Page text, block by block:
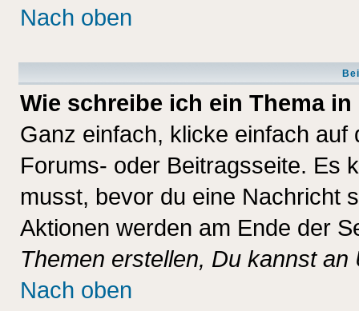
Nach oben
Wie schreibe ich ein Thema
Ganz einfach, klicke einfach
Forums- oder Beitragsseite. Es
musst, bevor du eine Nachricht
Aktionen werden am Ende der
Themen erstellen, Du kannst
Nach oben